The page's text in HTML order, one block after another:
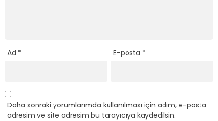
Ad * E-posta *
Daha sonraki yorumlarımda kullanılması için adım, e-posta
adresim ve site adresim bu tarayıcıya kaydedilsin.